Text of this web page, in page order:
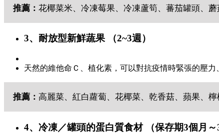
推薦： 花椰菜米、冷凍莓果、冷凍蘆筍、蕃茄罐頭、
3、耐放型新鮮蔬果 （2~3週）
天然的維他命Ｃ、植化素，可以對抗疫情時緊張的壓力
推薦： 高麗菜、紅白蘿蔔、花椰菜、乾香菇、蘋果、
4、冷凍／罐頭的蛋白質食材 （保存期3個月～